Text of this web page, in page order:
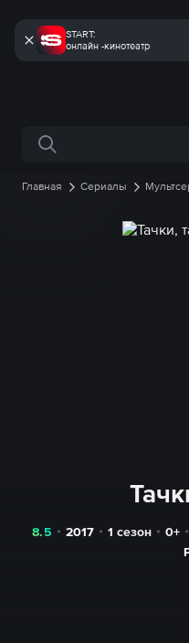
START:
онлайн -кинотеатр
Поиск по сайту
Главная Сериалы
8.5 2017 1 сезон 0+